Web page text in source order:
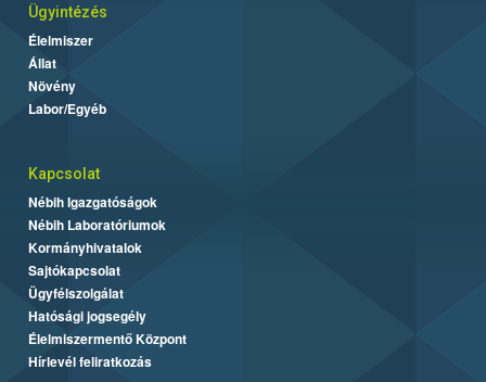
Ügyintézés
Élelmiszer
Állat
Növény
Labor/Egyéb
Kapcsolat
Nébih Igazgatóságok
Nébih Laboratóriumok
Kormányhivatalok
Sajtókapcsolat
Ügyfélszolgálat
Hatósági jogsegély
Élelmiszermentő Központ
Hírlevél feliratkozás